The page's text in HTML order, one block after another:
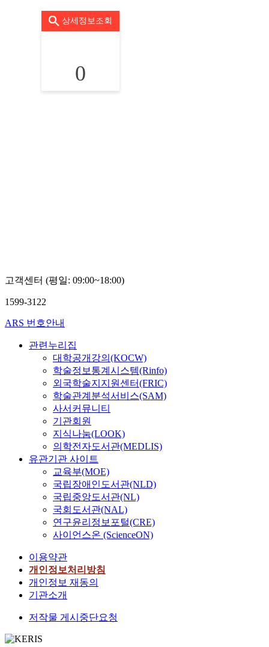
상세정보조회
0
고객센터 (평일: 09:00~18:00)
1599-3122
ARS 번호안내
관련누리집
대학공개강의(KOCW)
학술정보통계시스템(Rinfo)
외국학술지지원센터(FRIC)
학술관계분석서비스(SAM)
사서커뮤니티
기관회원
지식나눔(LOOK)
의학전자도서관(MEDLIS)
유관기관 사이트
교육부(MOE)
국립장애인도서관(NLD)
국립중앙도서관(NL)
국회도서관(NAL)
연구윤리정보포털(CRE)
사이언스온 (ScienceON)
이용약관
개인정보처리방침
개인정보 재동의
기관소개
저작물 게시중단요청